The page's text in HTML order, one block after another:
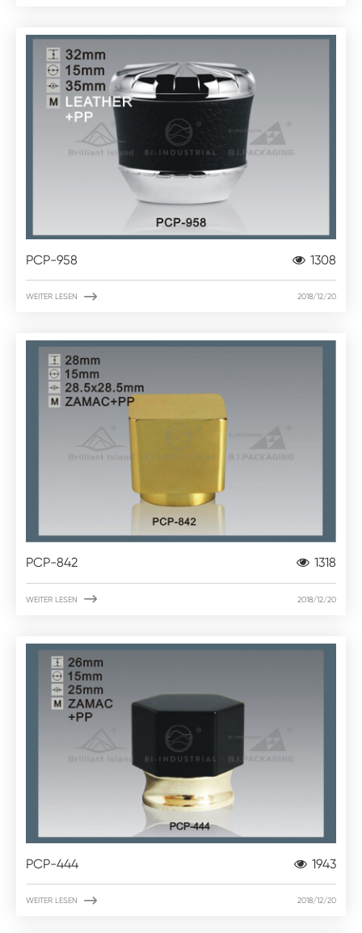
PCP-958 1308
WEITER LESEN  2018/12/20
PCP-842 1318
WEITER LESEN  2018/12/20
PCP-444 1943
WEITER LESEN  2018/12/20